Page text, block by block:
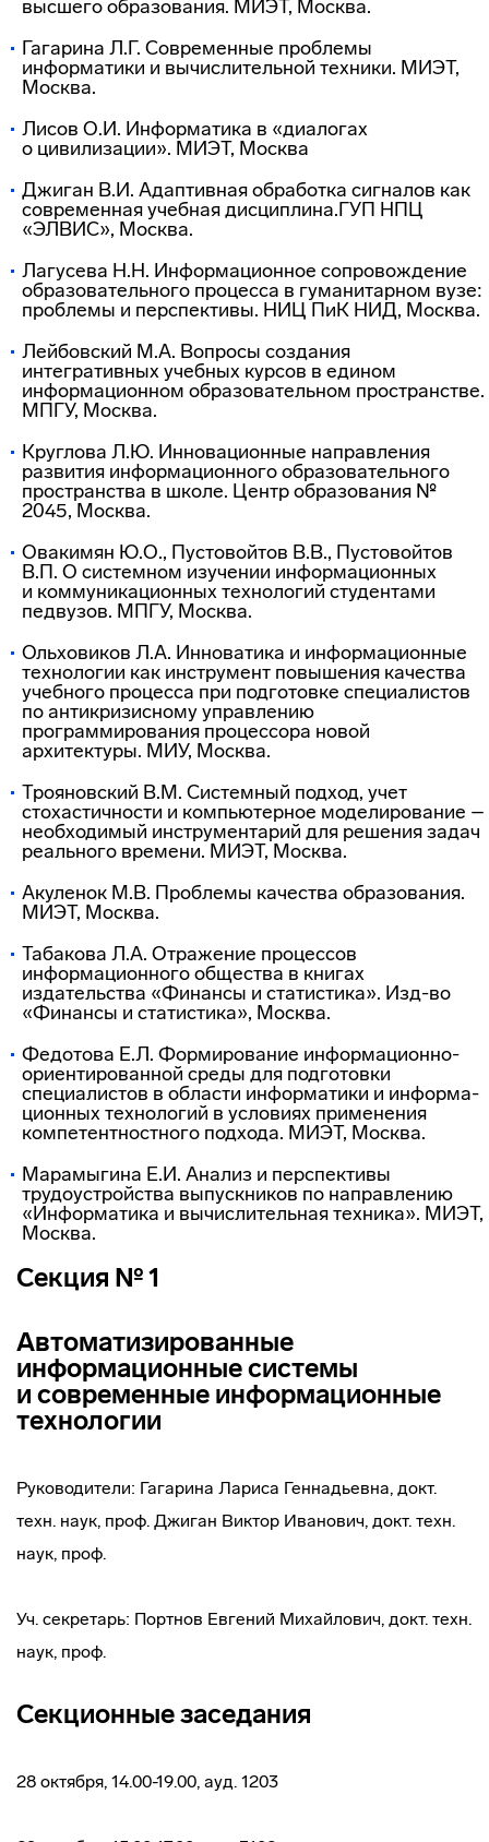
высшего образования. МИЭТ, Москва.
Гагарина Л.Г. Современные проблемы
информатики и вычислительной техники. МИЭТ,
Москва.
Лисов О.И. Информатика в «диалогах
о цивилизации». МИЭТ, Москва
Джиган В.И. Адаптивная обработка сигналов как
современная учебная дисциплина.ГУП НПЦ
«ЭЛВИС», Москва.
Лагусева Н.Н. Информационное сопровождение
образовательного процесса в гуманитарном вузе:
проблемы и перспективы. НИЦ ПиК НИД, Москва.
Лейбовский М.А. Вопросы создания
интегративных учебных курсов в едином
информационном образовательном пространстве.
МПГУ, Москва.
Круглова Л.Ю. Инновационные направления
развития информационного образовательного
пространства в школе. Центр образования №
2045, Москва.
Овакимян Ю.О., Пустовойтов В.В., Пустовойтов
В.П. О системном изучении информационных
и коммуникационных технологий студентами
педвузов. МПГУ, Москва.
Ольховиков Л.А. Инноватика и информационные
технологии как инструмент повышения качества
учебного процесса при подготовке специалистов
по антикризисному управлению
программирования процессора новой
архитектуры. МИУ, Москва.
Трояновский В.М. Системный подход, учет
стохастичности и компьютерное моделирование –
необходимый инструментарий для решения задач
реального времени. МИЭТ, Москва.
Акуленок М.В. Проблемы качества образования.
МИЭТ, Москва.
Табакова Л.А. Отражение процессов
информационного общества в книгах
издательства «Финансы и статистика». Изд-во
«Финансы и статистика», Москва.
Федотова Е.Л. Формирование информационно-
ориентированной среды для подготовки
специалистов в области информатики и информа-
ционныхтехнологий в условиях применения
компетентностного подхода. МИЭТ, Москва.
Марамыгина Е.И. Анализ и перспективы
трудоустройства выпускников по направлению
«Информатика и вычислительная техника». МИЭТ,
Москва.
Секция № 1
Автоматизированные
информационные системы
и современные информационные
технологии
Руководители: Гагарина Лариса Геннадьевна, докт.
техн. наук, проф. Джиган Виктор Иванович, докт. техн.
наук, проф.
Уч. секретарь: Портнов Евгений Михайлович, докт. техн.
наук, проф.
Секционные заседания
28 октября, 14.00-19.00, ауд. 1203